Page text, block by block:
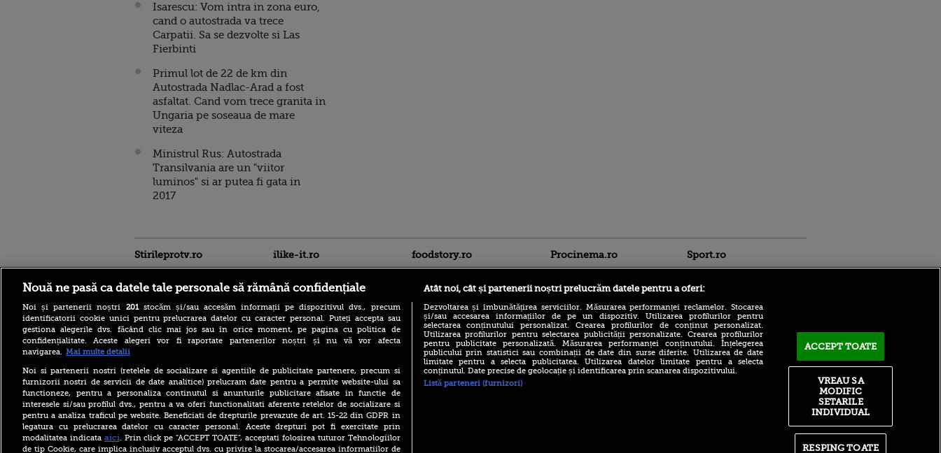
Isarescu: Vom intra in zona euro,
cand o autostrada va trece
Carpatii. Sa se dezvolte si Las
Fierbinti
Primul lot de 22 de km din
Autostrada Nadlac-Arad a fost
asfaltat. Cand vom trece granita in
Ungaria pe soseaua de mare
viteza
Ministrul Rus: Autostrada
Transilvania are un "viitor
luminos" si ar putea fi gata in
2017
Stirileprotv.ro
Caraș-Severin. O mașină și
un TIR au luat foc după
impact
Todd Blanche noul șef al
justiției americane
confirmat la diferență de un
vot. Democrat: „Trump vrea
să controleze justiția”
ilike-it.ro foodstory.ro
(P) Descoperă Lumea
Evenimentelor din România
cu Transilvania Events!
Procinema.ro
Nikolaj Coster-Waldau din
Urzeala Tronurilor și
Sport.ro
Ferencvaros - Real Madrid,
LIVE pe VOYO Sport 1, de la
20:00: test important pentru
echipa lui Jose Mourinho
Nouă ne pasă ca datele tale personale să rămână confidențiale
Noi și partenerii noștri 201stocăm și/sau accesăm informații pe dispozitivul dvs., precum
identificatorii cookie unici pentru prelucrarea datelor cu caracter personal. Puteți accepta sau
gestiona alegerile dvs. făcând clic mai jos sau în orice moment, pe pagina cu politica de
confidențialitate. Aceste alegeri vor fi raportate partenerilor noștri și nu vă vor afecta
navigarea. Mai multe detalii
Noi si partenerii nostri (retelele de socializare si agentiile de publicitate partenere, precum si
furnizorii nostri de servicii de date analitice) prelucram date pentru a permite website-ului sa
functioneze, pentru a personaliza continutul si anunturile publicitare afisate in functie de
interesele si/sau profilul dvs., pentru a va oferi functionalitati aferente retelelor de socializare si
pentru a analiza traficul pe website. Beneficiati de drepturile prevazute de art. 15-22 din GDPR in
legatura cu prelucrarea datelor cu caracter personal. Aceste drepturi pot fi exercitate prin
modalitatea indicata aici. Prin click pe “ACCEPT TOATE”, acceptati folosirea tuturor Tehnologiilor
de tip Cookie, care implica inclusiv acceptul dvs. cu privire la stocarea/accesarea informatiilor de
Atât noi, cât și partenerii noștri prelucrăm datele pentru a oferi:
Dezvoltarea și îmbunătățirea serviciilor. Măsurarea performanței reclamelor. Stocarea
și/sau accesarea informațiilor de pe un dispozitiv. Utilizarea profilurilor pentru
selectarea conținutului personalizat. Crearea profilurilor de conținut personalizat.
Utilizarea profilurilor pentru selectarea publicității personalizate. Crearea profilurilor
pentru publicitate personalizată. Măsurarea performanței conținutului. Înțelegerea
publicului prin statistici sau combinații de date din surse diferite. Utilizarea de date
limitate pentru a selecta publicitatea. Utilizarea datelor limitate pentru a selecta
conținutul. Date precise de geolocație și identificarea prin scanarea dispozitivului.
Listă parteneri (furnizori)
ACCEPT TOATE
RESPING TOATE
VREAU SA
MODIFIC
SETARILE
INDIVIDUAL